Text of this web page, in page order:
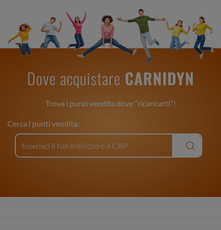
Dove acquistare CARNIDYN
Trova i punti vendita dove “ricaricarti”!
Cerca i punti vendita: